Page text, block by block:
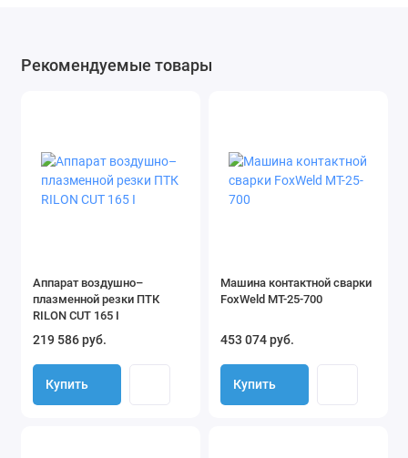
Рекомендуемые товары
Аппарат воздушно–
плазменной резки ПТК
RILON CUT 165 I
219 586 руб.
Купить
Машина контактной сварки
FoxWeld МТ-25-700
453 074 руб.
Купить